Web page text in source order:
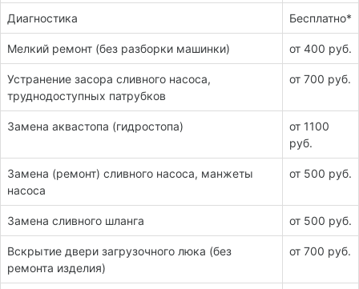
Диагностика Бесплатно*
Мелкий ремонт (без разборки машинки) от 400 руб.
Устранение засора сливного насоса,
труднодоступных патрубков
от 700 руб.
Замена аквастопа (гидростопа)
от 1100
руб.
Замена (ремонт) сливного насоса, манжеты
насоса
от 500 руб.
Замена сливного шланга от 500 руб.
Вскрытие двери загрузочного люка (без
ремонта изделия)
от 700 руб.